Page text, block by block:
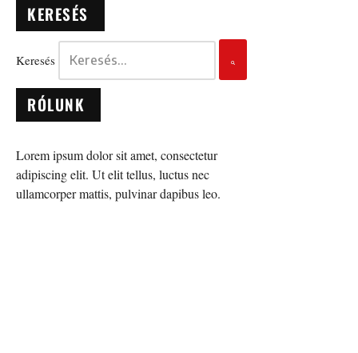
KERESÉS
Keresés
RÓLUNK
Lorem ipsum dolor sit amet, consectetur
adipiscing elit. Ut elit tellus, luctus nec
ullamcorper mattis, pulvinar dapibus leo.